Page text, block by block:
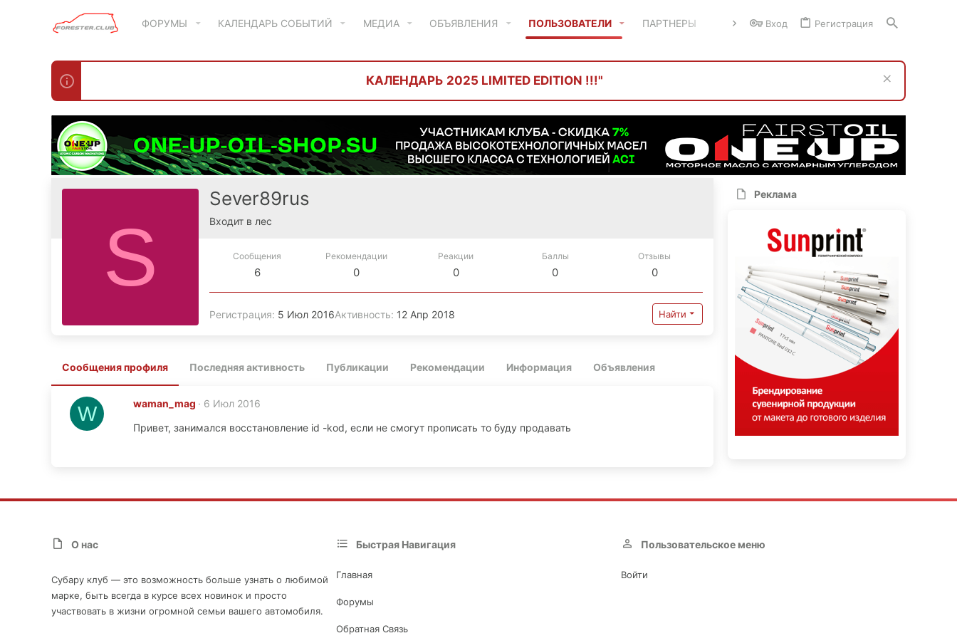
ФОРУМЫ КАЛЕНДАРЬ СОБЫТИЙ МЕДИА ОБЪЯВЛЕНИЯ ПОЛЬЗОВАТЕЛИ ПАРТНЕРЫ Вход Регистрация
КАЛЕНДАРЬ 2025 LIMITED EDITION !!!"
S
Sever89rus
Входит в лес
Сообщения
6
Рекомендации
0
Реакции
0
Баллы
0
Отзывы
0
Регистрация 5 Июл 2016Активность 12 Апр 2018 Найти
Сообщения профиля Последняя активность Публикации Рекомендации Информация Объявления
W waman_mag
6 Июл 2016
Привет, занимался восстановление id -kod, если не смогут прописать то буду продавать
Реклама
О нас
Субару клуб — это возможность больше узнать о любимой
марке, быть всегда в курсе всех новинок и просто
участвовать в жизни огромной семьи вашего автомобиля.
Быстрая Навигация
Главная
Форумы
Обратная Связь
Пользовательское меню
Войти